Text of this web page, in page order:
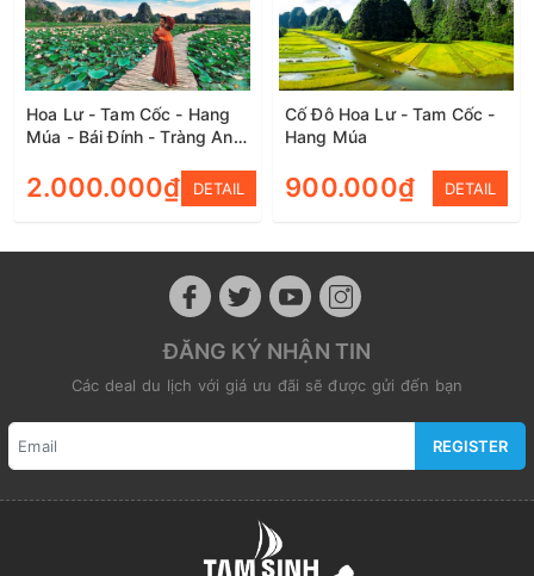
Hoa Lư - Tam Cốc - Hang
Múa - Bái Đính - Tràng An
2.000.000₫ DETAIL
Cố Đô Hoa Lư - Tam Cốc -
Hang Múa
900.000₫ DETAIL
ĐĂNG KÝ NHẬN TIN
Các deal du lịch với giá ưu đãi sẽ được gửi đến bạn
REGISTER